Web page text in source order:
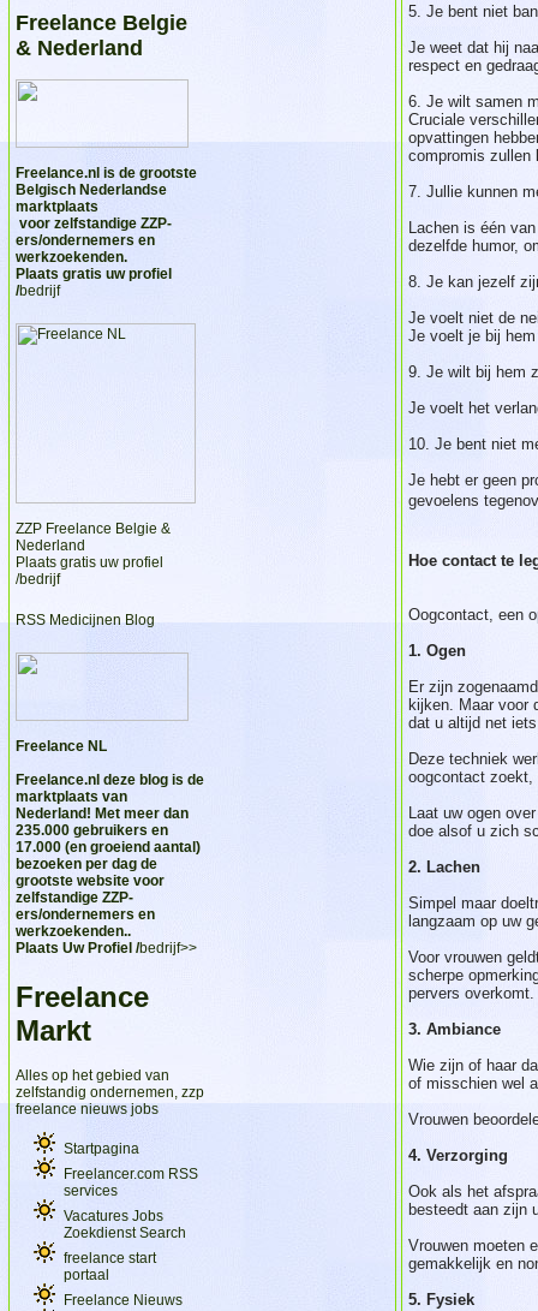
Freelance Belgie
& Nederland
Freelance.nl is de grootste
Belgisch Nederlandse
marktplaats
voor zelfstandige ZZP-
ers/ondernemers en
werkzoekenden.
Plaats gratis uw profiel
/bedrijf
ZZP Freelance Belgie &
Nederland
Plaats gratis uw profiel
/bedrijf
RSS Medicijnen Blog
Freelance NL
Freelance.nl deze blog is de
marktplaats van
Nederland! Met meer dan
235.000 gebruikers en
17.000 (en groeiend aantal)
bezoeken per dag de
grootste website voor
zelfstandige ZZP-
ers/ondernemers en
werkzoekenden..
Plaats Uw Profiel /bedrijf>>
Freelance
Markt
Alles op het gebied van
zelfstandig ondernemen, zzp
freelance nieuws jobs
Startpagina
Freelancer.com RSS
services
Vacatures Jobs
Zoekdienst Search
freelance start
portaal
Freelance Nieuws
5. Je bent niet
Je weet dat hij
respect en
6. Je wilt samen
Cruciale
opvattingen
compromis zullen
7. Jullie kunnen
Lachen is één
dezelfde humor,
8. Je kan jezelf
Je voelt niet de
Je voelt je bij
9. Je wilt bij hem
Je voelt het
10. Je bent niet
Je hebt er geen
gevoelens
Hoe contact te
Oogcontact, een
1. Ogen
Er zijn
kijken. Maar voor
dat u altijd net
Deze techniek
oogcontact
Laat uw ogen
doe alsof u zich
2. Lachen
Simpel maar
langzaam op uw
Voor vrouwen
scherpe
pervers overkomt.
3. Ambiance
Wie zijn of haar
of misschien wel
Vrouwen
4. Verzorging
Ook als het
besteedt aan zijn
Vrouwen moeten
gemakkelijk en
5. Fysiek